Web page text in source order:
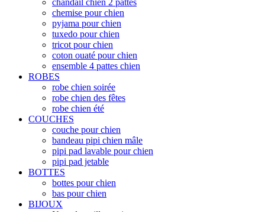
chandail chien 2 pattes
chemise pour chien
pyjama pour chien
tuxedo pour chien
tricot pour chien
coton ouaté pour chien
ensemble 4 pattes chien
ROBES
robe chien soirée
robe chien des fêtes
robe chien été
COUCHES
couche pour chien
bandeau pipi chien mâle
pipi pad lavable pour chien
pipi pad jetable
BOTTES
bottes pour chien
bas pour chien
BIJOUX